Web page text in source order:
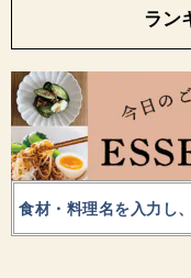
ラン